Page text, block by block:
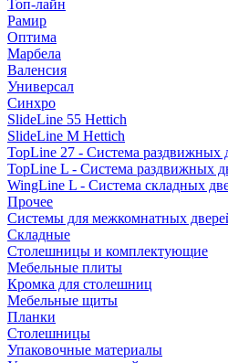
Топ-лайн
Рамир
Оптима
Марбела
Валенсия
Универсал
Синхро
SlideLine 55 Hettich
SlideLine M Hettich
TopLine 27 - Система раздвижных
TopLine L - Система раздвижных
WingLine L - Система складных
Прочее
Системы для межкомнатных
Складные
Столешницы и комплектующие
Мебельные плиты
Кромка для столешниц
Мебельные щиты
Планки
Столешницы
Упаковочные материалы